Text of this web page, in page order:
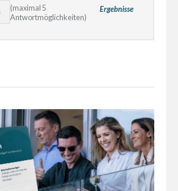
Ergebnisse
(maximal 5
Antwortmöglichkeiten)